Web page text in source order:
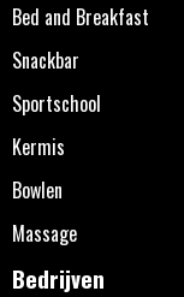
Bed and Breakfast
Snackbar
Sportschool
Kermis
Bowlen
Massage
Bedrijven